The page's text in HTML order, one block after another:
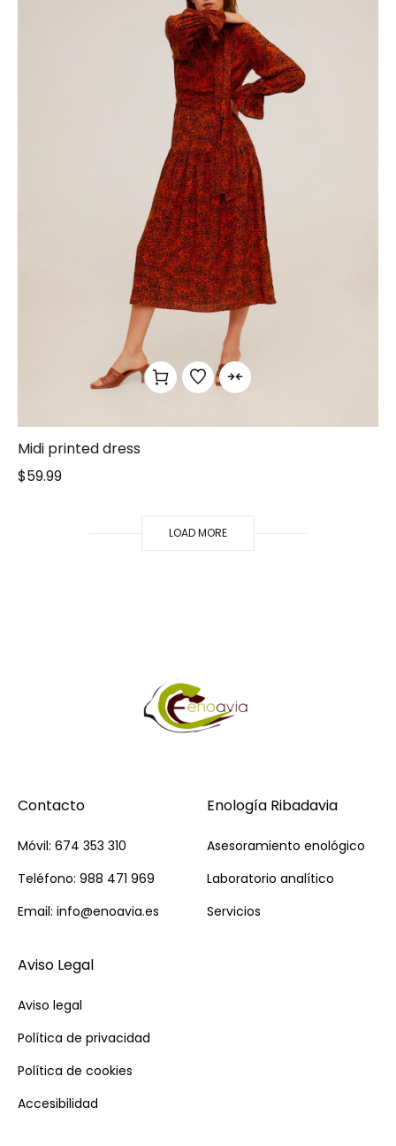
Midi printed dress
$59.99
LOAD MORE
Contacto
Móvil: 674 353 310
Teléfono: 988 471 969
Email: info@enoavia.es
Enología Ribadavia
Asesoramiento enológico
Laboratorio analítico
Servicios
Aviso Legal
Aviso legal
Política de privacidad
Política de cookies
Accesibilidad